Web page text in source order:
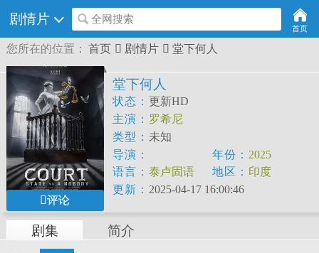
剧情片 全网搜索
首页
您所在的位置： 首页  剧情片  堂下何人
评论
堂下何人
状态： 更新HD
主演： 罗希尼
Sai Kumar Priyadarshi
类型： 未知
导演：
Ram
Jagadeesh
年份： 2025
语言： 泰卢固语
Telugu
地区： 印度
更新： 2025-04-17 16:00:46
剧集 简介